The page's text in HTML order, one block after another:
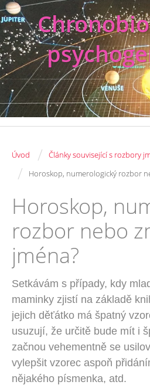
Úvod / Články související s rozbory
/ Horoskop, numerologický rozbor
Horoskop,
rozbor nebo
jména?
Setkávám s případy, kdy
maminky zjistí na základě
jejich děťátko má špatný
usuzují, že určitě bude mít i
začnou vehementně se
vylepšit vzorec aspoň
nějakého písmenka, atd.